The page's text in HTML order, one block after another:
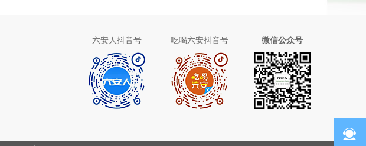
六安人抖音号 吃喝六安抖音号 微信公众号